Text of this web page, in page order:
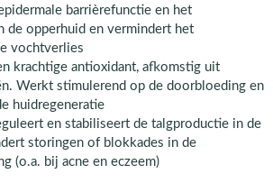
barrièrefunctie en het
de opperhuid en vermindert het
vochtverlies
krachtige antioxidant, afkomstig uit
Werkt stimulerend op de doorbloeding en
huidregeneratie
en stabiliseert de talgproductie in de
storingen of blokkades in de
(o.a. bij acne en eczeem)